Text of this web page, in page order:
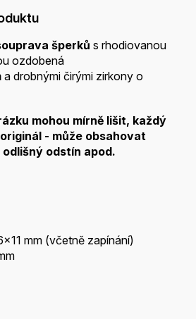
šperků s rhodiovanou
ozdobená
a drobnými čirými zirkony o
mohou mírně lišit, každý
originál - může obsahovat
odstín apod.
mm (včetně zapínání)